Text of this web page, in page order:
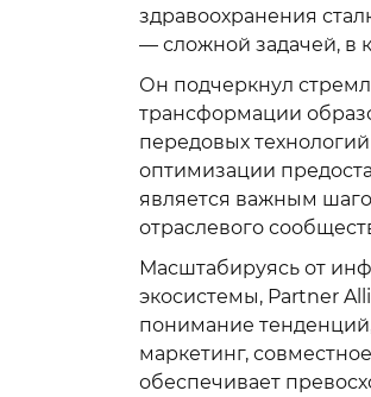
здравоохранения
— сложной задачей, в
Он подчеркнул
трансформации
передовых
оптимизации
является важным
отраслевого
Масштабируясь от
экосистемы, Partner
понимание
маркетинг,
обеспечивает